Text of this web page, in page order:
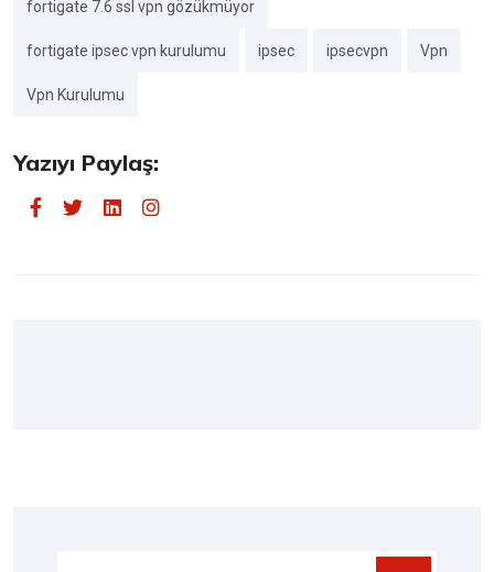
fortigate 7.6 ssl vpn gözükmüyor
fortigate ipsec vpn kurulumu ipsec ipsecvpn Vpn
Vpn Kurulumu
Yazıyı Paylaş: